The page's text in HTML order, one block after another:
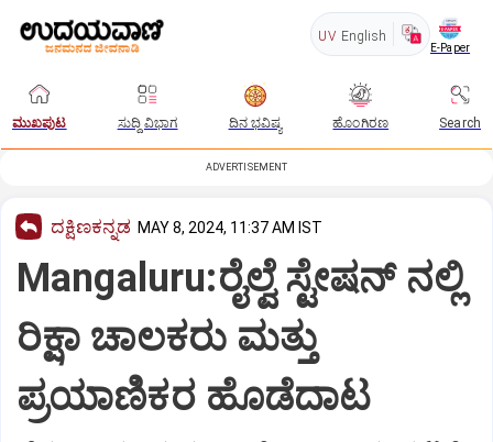
UV English
E-Paper
ಮುಖಪುಟ ಸುದ್ದಿ ವಿಭಾಗ ದಿನ ಭವಿಷ್ಯ ಹೊಂಗಿರಣ Search
ADVERTISEMENT
ದಕ್ಷಿಣಕನ್ನಡ MAY 8, 2024, 11:37 AM IST
Mangaluru:ರೈಲ್ವೆ ಸ್ಟೇಷನ್ ನಲ್ಲಿ
ರಿಕ್ಷಾ ಚಾಲಕರು ಮತ್ತು
ಪ್ರಯಾಣಿಕರ ಹೊಡೆದಾಟ